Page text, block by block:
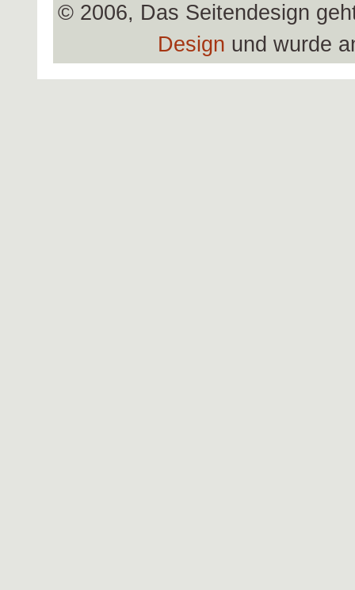
© 2006, Das Seitendesign
Design und wurde